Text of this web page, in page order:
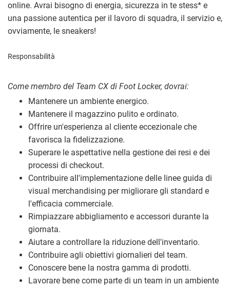
online. Avrai bisogno di energia, sicurezza in te stess* e
una passione autentica per il lavoro di squadra, il servizio e,
ovviamente, le sneakers!
Responsabilità
Come membro del Team CX di Foot Locker, dovrai:
Mantenere un ambiente energico.
Mantenere il magazzino pulito e ordinato.
Offrire un'esperienza al cliente eccezionale che
favorisca la fidelizzazione.
Superare le aspettative nella gestione dei resi e dei
processi di checkout.
Contribuire all'implementazione delle linee guida di
visual merchandising per migliorare gli standard e
l'efficacia commerciale.
Rimpiazzare abbigliamento e accessori durante la
giornata.
Aiutare a controllare la riduzione dell'inventario.
Contribuire agli obiettivi giornalieri del team.
Conoscere bene la nostra gamma di prodotti.
Lavorare bene come parte di un team in un ambiente